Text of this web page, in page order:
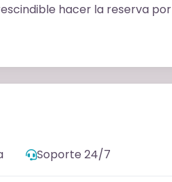
hacer la reserva por
Soporte 24/7